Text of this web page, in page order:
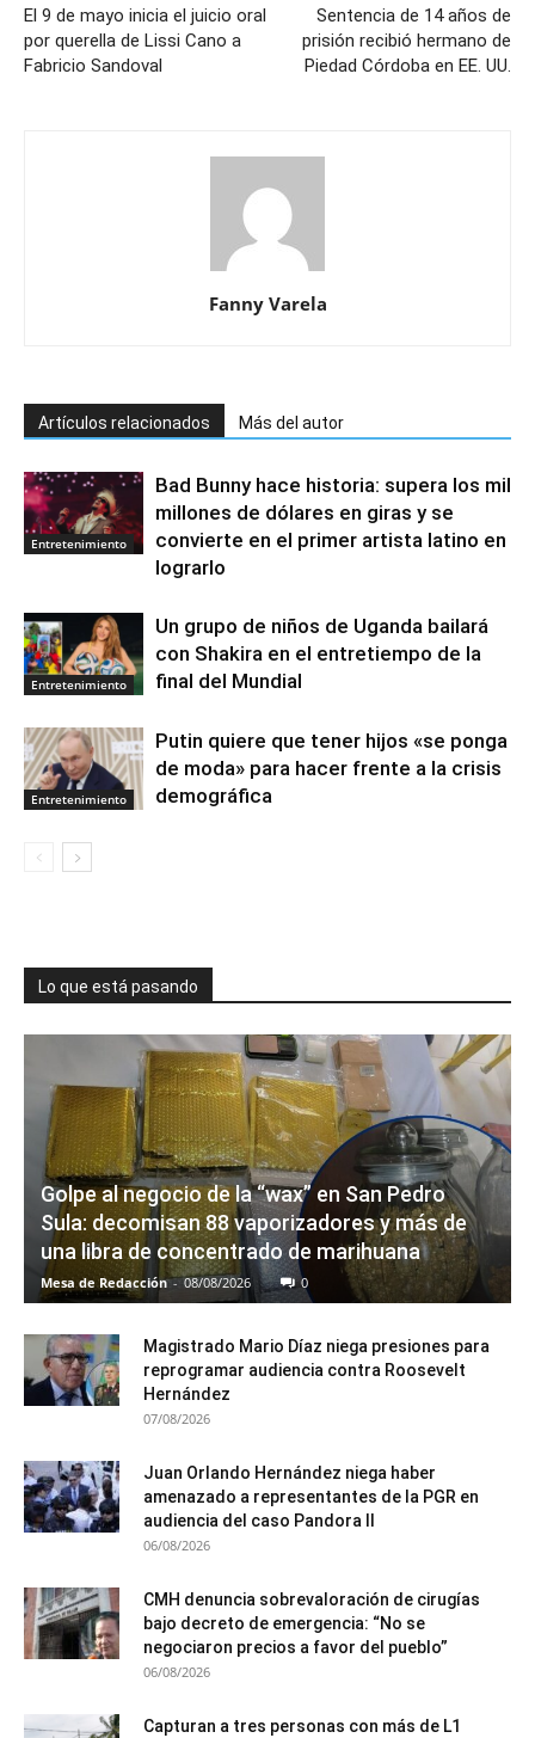
El 9 de mayo inicia el juicio oral
por querella de Lissi Cano a
Fabricio Sandoval
Sentencia de 14 años de
prisión recibió hermano de
Piedad Córdoba en EE. UU.
Fanny Varela
Artículos relacionados Más del autor
Entretenimiento
Bad Bunny hace historia: supera los mil
millones de dólares en giras y se
convierte en el primer artista latino en
lograrlo
Entretenimiento
Un grupo de niños de Uganda bailará
con Shakira en el entretiempo de la
final del Mundial
Entretenimiento
Putin quiere que tener hijos «se ponga
de moda» para hacer frente a la crisis
demográfica
Lo que está pasando
Golpe al negocio de la “wax” en San Pedro
Sula: decomisan 88 vaporizadores y más de
una libra de concentrado de marihuana
Mesa de Redacción - 08/08/2026 0
Magistrado Mario Díaz niega presiones para
reprogramar audiencia contra Roosevelt
Hernández
07/08/2026
Juan Orlando Hernández niega haber
amenazado a representantes de la PGR en
audiencia del caso Pandora II
06/08/2026
CMH denuncia sobrevaloración de cirugías
bajo decreto de emergencia: “No se
negociaron precios a favor del pueblo”
06/08/2026
Capturan a tres personas con más de L1